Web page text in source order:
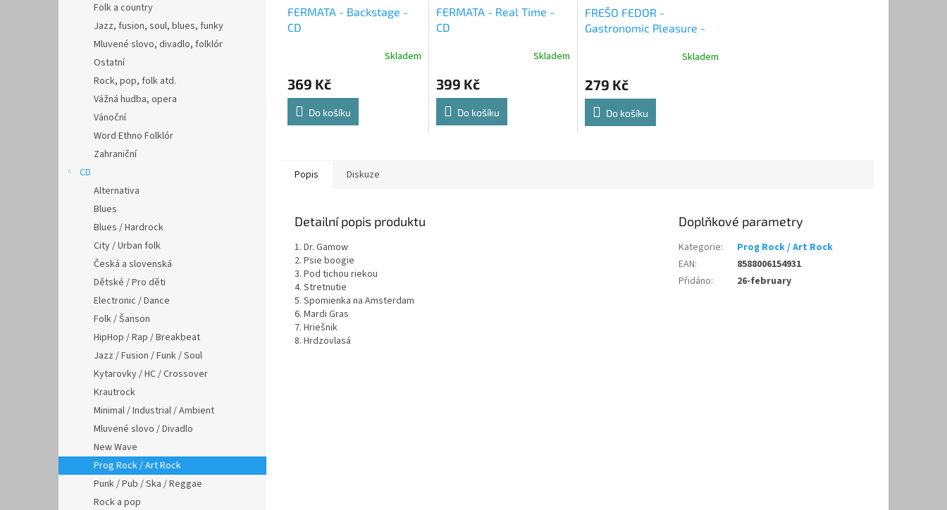
Folk a country
Jazz, fusion, soul, blues, funky
Mluvené slovo, divadlo, folklór
Ostatní
Rock, pop, folk atd.
Vážná hudba, opera
Vánoční
Word Ethno Folklór
Zahraniční
CD
Alternativa
Blues
Blues / Hardrock
City / Urban folk
Česká a slovenská
Dětské / Pro děti
Electronic / Dance
Folk / Šanson
HipHop / Rap / Breakbeat
Jazz / Fusion / Funk / Soul
Kytarovky / HC / Crossover
Krautrock
Minimal / Industrial / Ambient
Mluvené slovo / Divadlo
New Wave
Prog Rock / Art Rock
Punk / Pub / Ska / Reggae
Rock a pop
FERMATA - Backstage -
CD
Skladem
369 Kč
Do košíku
FERMATA - Real Time -
CD
Skladem
399 Kč
Do košíku
FREŠO FEDOR -
Gastronomic Pleasure -
Skladem
279 Kč
Do košíku
Popis Diskuze
Detailní popis produktu
1. Dr. Gamow
2. Psie boogie
3. Pod tichou riekou
4. Stretnutie
5. Spomienka na Amsterdam
6. Mardi Gras
7. Hriešnik
8. Hrdzovlasá
Doplňkové parametry
Kategorie:
Prog Rock / Art Rock
EAN:
8588006154931
Přidáno: 26-february